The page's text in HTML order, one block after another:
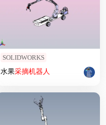
SOLIDWORKS
水果采摘机器人